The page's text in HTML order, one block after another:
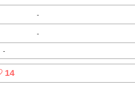
-
-
-
14